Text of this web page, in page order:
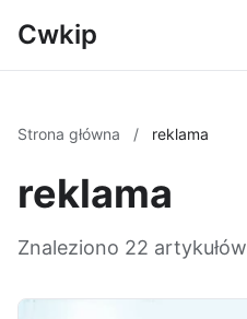
Cwkip
Strona główna / reklama
reklama
Znaleziono 22 artykułów